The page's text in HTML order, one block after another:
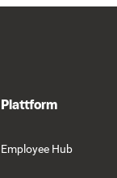
Plattform
Employee Hub